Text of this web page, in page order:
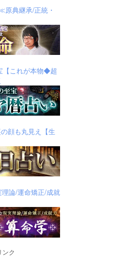
典継承/正統・
【これが本物◆超
顔も丸見え【生
論/運命矯正/成就
ンク